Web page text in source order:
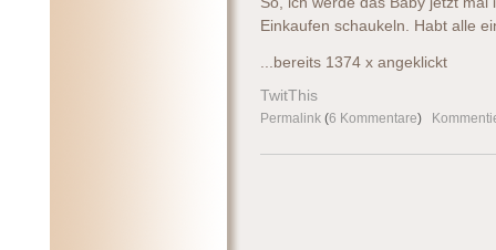
Einkaufen schaukeln. Habt alle
...bereits 1374 x angeklickt
TwitThis
Permalink (6 Kommentare)